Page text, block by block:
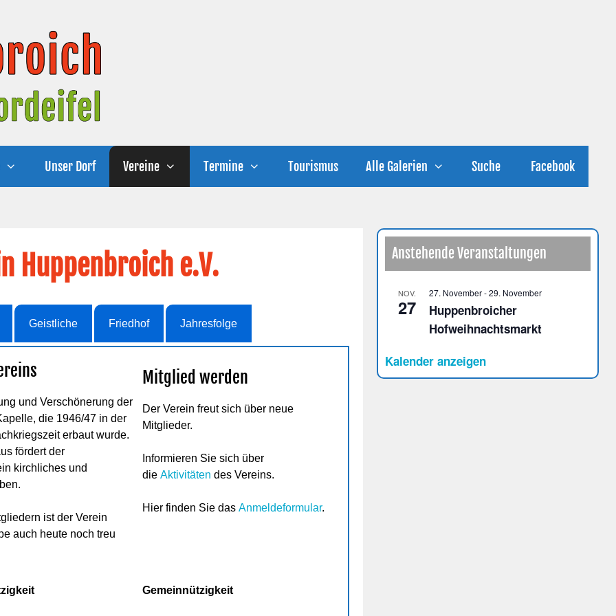
Unser Dorf Vereine Termine Tourismus Alle Galerien Suche Facebook
Huppenbroich e.V.
Geistliche Friedhof Jahresfolge
und Verschönerung der
die 1946/47 in der
erbaut wurde.
fördert der
kirchliches und
ist der Verein
auch heute noch treu
Mitglied werden
Der Verein freut sich über neue
Mitglieder.
Informieren Sie sich über
die Aktivitäten des Vereins.
Hier finden Sie das Anmeldeformular.
Gemeinnützigkeit
Anstehende Veranstaltungen
NOV.
27
27. November-29. November
Huppenbroicher
Hofweihnachtsmarkt
Kalender anzeigen